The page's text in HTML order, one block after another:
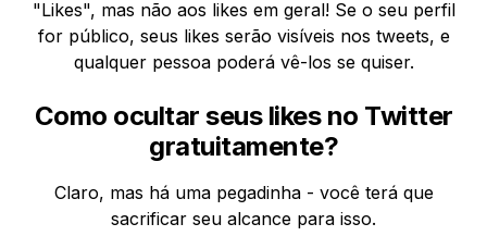
"Likes", mas não aos likes em geral! Se o seu perfil
for público, seus likes serão visíveis nos tweets, e
qualquer pessoa poderá vê-los se quiser.
Como ocultar seus likes no Twitter
gratuitamente?
Claro, mas há uma pegadinha - você terá que
sacrificar seu alcance para isso.